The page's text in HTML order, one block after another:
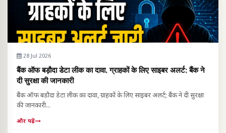
28 Jul 2026
बैंक ऑफ बड़ौदा डेटा लीक का दावा, ग्राहकों के लिए साइबर अलर्ट; बैंक ने
दी सुरक्षा की जानकारी
बैंक ऑफ बड़ौदा डेटा लीक का दावा, ग्राहकों के लिए साइबर अलर्ट; बैंक ने दी सुरक्षा
की जानकारी...
और पढ़ें